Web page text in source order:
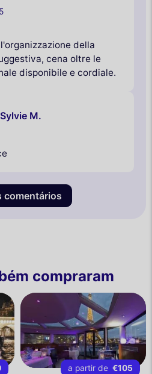
della
cena oltre le
disponibile e cordiale.
Sylvie M.
comentários
compraram
a partir de €105